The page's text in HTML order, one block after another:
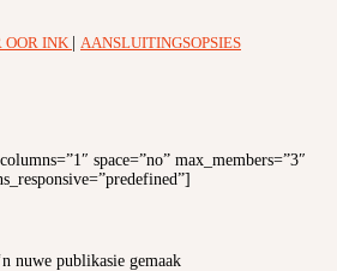
OOR INK
AANSLUITINGSOPSIES
space=”no” max_members=”3″
nuwe publikasie gemaak